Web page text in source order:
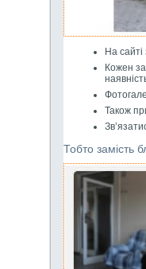
На сайті
Кожен
Також
Тобто замість